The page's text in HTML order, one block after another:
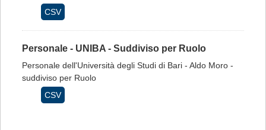
CSV
Personale - UNIBA - Suddiviso per Ruolo
Personale dell'Università degli Studi di Bari - Aldo Moro -
suddiviso per Ruolo
CSV